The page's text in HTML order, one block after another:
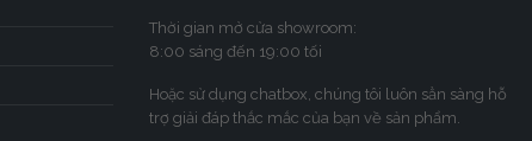
Thời gian mở cửa showroom:
8:00 sáng đến 19:00 tối
Hoặc sử dụng chatbox, chúng tôi luôn sẳn sàng hỗ
trợ giải đáp thắc mắc của bạn về sản phẩm.